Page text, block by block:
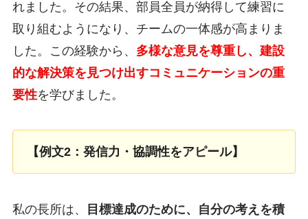
れました。その結果、部員全員が納得して練習に
取り組むようになり、チームの一体感が高まりま
した。この経験から、 多様な意見を尊重し、建設
的な解決策を見つけ出すコミュニケーションの重
要性を学びました。
【例文2：発信力・協調性をアピール】
私の長所は、
目標達成のために、自分の考えを積